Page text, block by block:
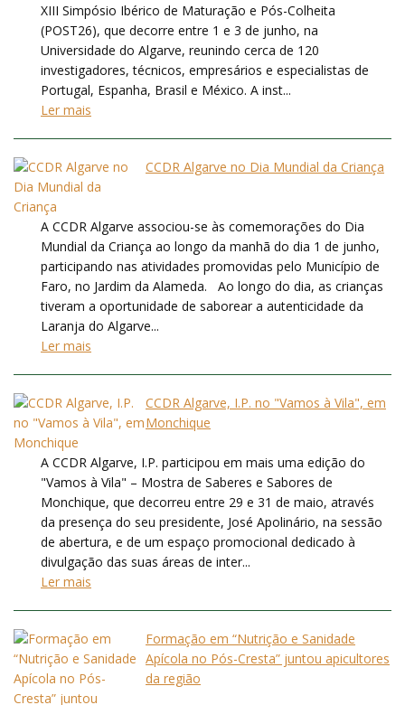
XIII Simpósio Ibérico de Maturação e Pós-Colheita
(POST26), que decorre entre 1 e 3 de junho, na
Universidade do Algarve, reunindo cerca de 120
investigadores, técnicos, empresários e especialistas de
Portugal, Espanha, Brasil e México. A inst...
Ler mais
CCDR Algarve no Dia Mundial da Criança
A CCDR Algarve associou-se às comemorações do Dia
Mundial da Criança ao longo da manhã do dia 1 de junho,
participando nas atividades promovidas pelo Município de
Faro, no Jardim da Alameda. Ao longo do dia, as crianças
tiveram a oportunidade de saborear a autenticidade da
Laranja do Algarve...
Ler mais
CCDR Algarve, I.P. no "Vamos à Vila", em
Monchique
A CCDR Algarve, I.P. participou em mais uma edição do
"Vamos à Vila" – Mostra de Saberes e Sabores de
Monchique, que decorreu entre 29 e 31 de maio, através
da presença do seu presidente, José Apolinário, na sessão
de abertura, e de um espaço promocional dedicado à
divulgação das suas áreas de inter...
Ler mais
Formação em “Nutrição e Sanidade
Apícola no Pós-Cresta” juntou apicultores
da região